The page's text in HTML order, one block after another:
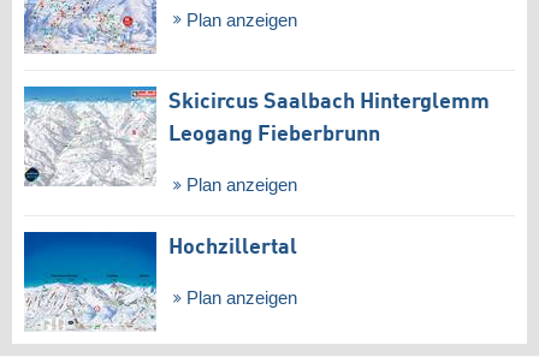
Plan anzeigen
Skicircus Saalbach Hinterglemm
Leogang Fieberbrunn
Plan anzeigen
Hochzillertal
Plan anzeigen